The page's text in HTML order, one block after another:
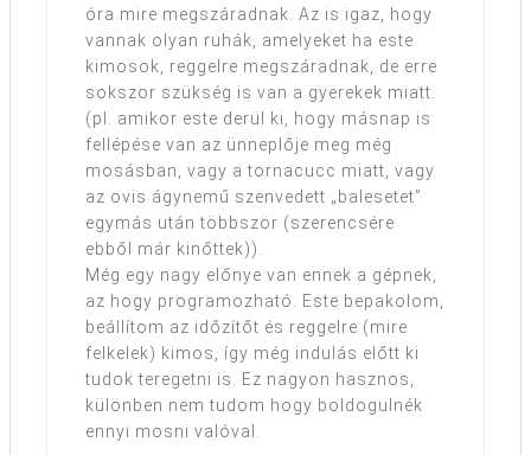
óra mire megszáradnak. Az is igaz, hogy
vannak olyan ruhák, amelyeket ha este
kimosok, reggelre megszáradnak, de erre
sokszor szükség is van a gyerekek miatt.
(pl. amikor este derül ki, hogy másnap is
fellépése van az ünneplője meg még
mosásban, vagy a tornacucc miatt, vagy
az ovis ágynemű szenvedett „balesetet”
egymás után többször (szerencsére
ebből már kinőttek)).
Még egy nagy előnye van ennek a gépnek,
az hogy programozható. Este bepakolom,
beállítom az időzítőt és reggelre (mire
felkelek) kimos, így még indulás előtt ki
tudok teregetni is. Ez nagyon hasznos,
különben nem tudom hogy boldogulnék
ennyi mosni valóval.